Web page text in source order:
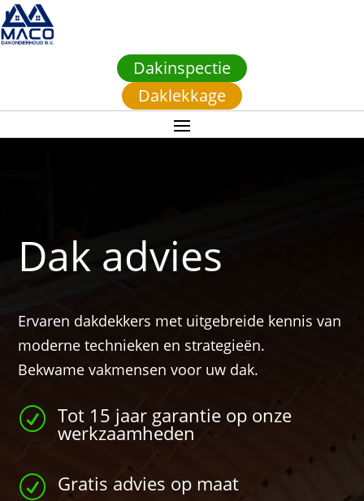
Dakinspectie
Daklekkage
Dak advies
Ervaren dakdekkers met uitgebreide kennis van
moderne technieken en strategieën.
Bekwame vakmensen voor uw dak.
R Tot 15 jaar garantie op onze
werkzaamheden
R Gratis advies op maat